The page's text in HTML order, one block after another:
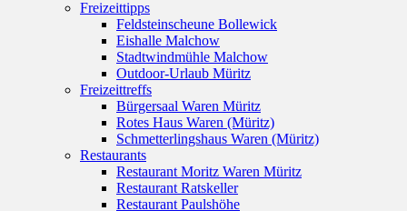
Freizeittipps
Feldsteinscheune Bollewick
Eishalle Malchow
Stadtwindmühle Malchow
Outdoor-Urlaub Müritz
Freizeittreffs
Bürgersaal Waren Müritz
Rotes Haus Waren (Müritz)
Schmetterlingshaus Waren (Müritz)
Restaurants
Restaurant Moritz Waren Müritz
Restaurant Ratskeller
Restaurant Paulshöhe